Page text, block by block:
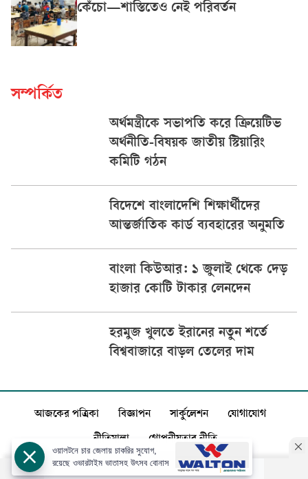
কেঁচো—শাস্তিতেও নেই পরিবর্তন
সম্পর্কিত
অর্থমন্ত্রীকে সভাপতি করে ক্রিয়েটিভ
অর্থনীতি-বিষয়ক জাতীয় স্টিয়ারিং
কমিটি গঠন
বিদেশে বাংলাদেশি শিক্ষার্থীদের
আন্তর্জাতিক কার্ড ব্যবহারের অনুমতি
বাংলা কিউআর: ১ জুলাই থেকে দেড়
হাজার কোটি টাকার লেনদেন
হরমুজ খুলতে ইরানের নতুন শর্তে
বিশ্ববাজারে বাড়ল তেলের দাম
আজকের পত্রিকা বিজ্ঞাপন সার্কুলেশন যোগাযোগ
নীতিমালা গোপনীয়তার নীতি
ওয়ালটনে চার জেলায় চাকরির সুযোগ,
রয়েছে ওভারটাইম ভাতাসহ উৎসব বোনাস